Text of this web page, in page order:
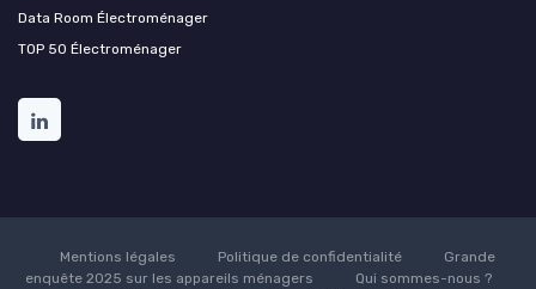
Data Room Électroménager
TOP 50 Électroménager
Mentions légales Politique de confidentialité
Grande
enquête 2025 sur les appareils ménagers
Qui sommes-nous ?